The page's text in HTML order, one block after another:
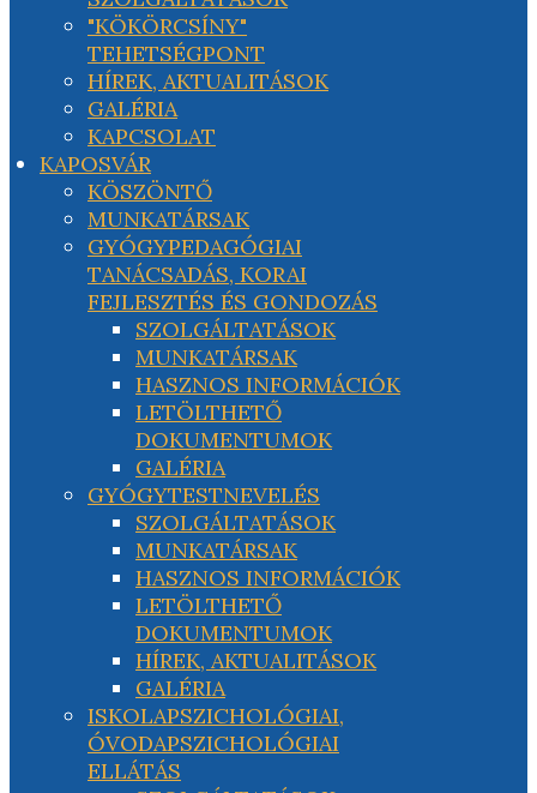
"KÖKÖRCSÍNY"
TEHETSÉGPONT
HÍREK, AKTUALITÁSOK
GALÉRIA
KAPCSOLAT
KAPOSVÁR
KÖSZÖNTŐ
MUNKATÁRSAK
GYÓGYPEDAGÓGIAI
TANÁCSADÁS, KORAI
FEJLESZTÉS ÉS GONDOZÁS
SZOLGÁLTATÁSOK
MUNKATÁRSAK
HASZNOS INFORMÁCIÓK
LETÖLTHETŐ
DOKUMENTUMOK
GALÉRIA
GYÓGYTESTNEVELÉS
SZOLGÁLTATÁSOK
MUNKATÁRSAK
HASZNOS INFORMÁCIÓK
LETÖLTHETŐ
DOKUMENTUMOK
HÍREK, AKTUALITÁSOK
GALÉRIA
ISKOLAPSZICHOLÓGIAI,
ÓVODAPSZICHOLÓGIAI
ELLÁTÁS